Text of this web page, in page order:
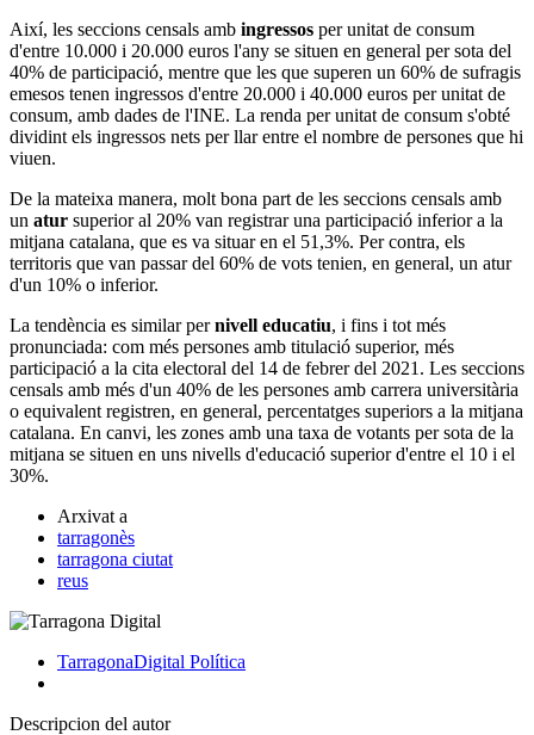
Així, les seccions censals amb ingressos per unitat de consum
d'entre 10.000 i 20.000 euros l'any se situen en general per sota del
40% de participació, mentre que les que superen un 60% de sufragis
emesos tenen ingressos d'entre 20.000 i 40.000 euros per unitat de
consum, amb dades de l'INE. La renda per unitat de consum s'obté
dividint els ingressos nets per llar entre el nombre de persones que hi
viuen.
De la mateixa manera, molt bona part de les seccions censals amb
un atur superior al 20% van registrar una participació inferior a la
mitjana catalana, que es va situar en el 51,3%. Per contra, els
territoris que van passar del 60% de vots tenien, en general, un atur
d'un 10% o inferior.
La tendència es similar pernivell educatiu, i fins i tot més
pronunciada: com més persones amb titulació superior, més
participació a la cita electoral del 14 de febrer del 2021. Les seccions
censals amb més d'un 40% de les persones amb carrera universitària
o equivalent registren, en general, percentatges superiors a la mitjana
catalana. En canvi, les zones amb una taxa de votants per sota de la
mitjana se situen en uns nivells d'educació superior d'entre el 10 i el
30%.
Arxivat a
tarragonès
tarragona ciutat
reus
TarragonaDigital Política
Descripcion del autor